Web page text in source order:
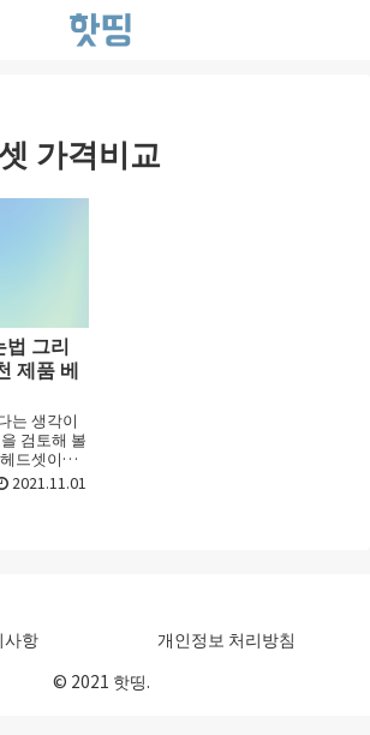
가격비교
법 그리
제품 베
는 생각이
검토해 볼
드셋이라
는 다양하
한 물건을
2021.11.01
사항
개인정보 처리방침
© 2021 핫띵.